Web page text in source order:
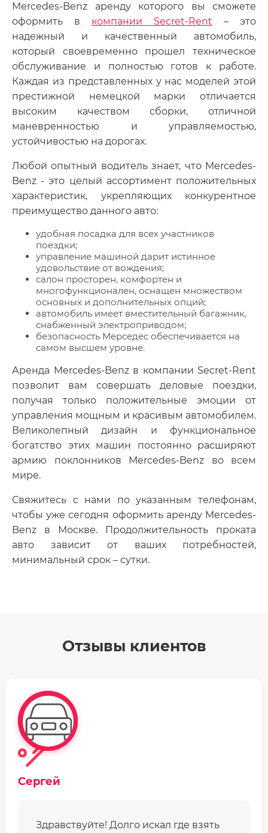
Mercedes-Benz аренду которого вы сможете
оформить в компании Secret-Rent – это
надежный и качественный автомобиль,
который своевременно прошел техническое
обслуживание и полностью готов к работе.
Каждая из представленных у нас моделей этой
престижной немецкой марки отличается
высоким качеством сборки, отличной
маневренностью и управляемостью,
устойчивостью на дорогах.
Любой опытный водитель знает, что Mercedes-
Benz - это целый ассортимент положительных
характеристик, укрепляющих конкурентное
преимущество данного авто:
удобная посадка для всех участников
поездки;
управление машиной дарит истинное
удовольствие от вождения;
салон просторен, комфортен и
многофункционален, оснащен множеством
основных и дополнительных опций;
автомобиль имеет вместительный багажник,
снабженный электроприводом;
безопасность Мерседес обеспечивается на
самом высшем уровне.
Аренда Mercedes-Benz в компании Secret-Rent
позволит вам совершать деловые поездки,
получая только положительные эмоции от
управления мощным и красивым автомобилем.
Великолепный дизайн и функциональное
богатство этих машин постоянно расширяют
армию поклонников Mercedes-Benz во всем
мире.
Свяжитесь с нами по указанным телефонам,
чтобы уже сегодня оформить аренду Mercedes-
Benz в Москве. Продолжительность проката
авто зависит от ваших потребностей,
минимальный срок – сутки.
Отзывы клиентов
Сергей
Здравствуйте! Долго искал где взять